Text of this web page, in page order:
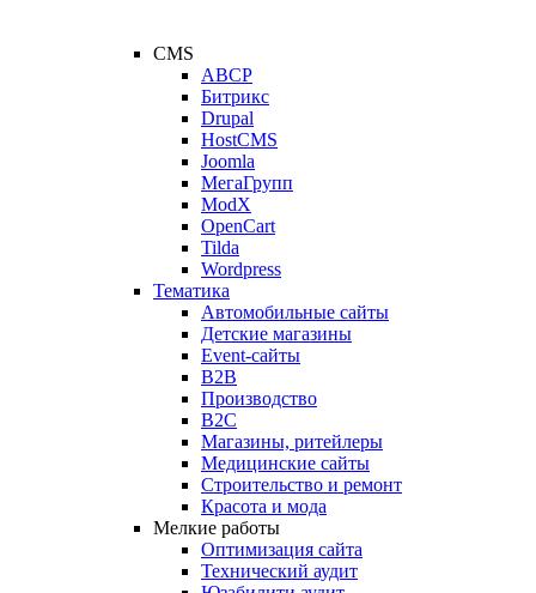
CMS
ABCP
Битрикс
Drupal
HostCMS
Joomla
МегаГрупп
ModX
OpenCart
Tilda
Wordpress
Тематика
Автомобильные сайты
Детские магазины
Event-сайты
B2B
Производство
B2C
Магазины, ритейлеры
Медицинские сайты
Строительство и ремонт
Красота и мода
Мелкие работы
Оптимизация сайта
Технический аудит